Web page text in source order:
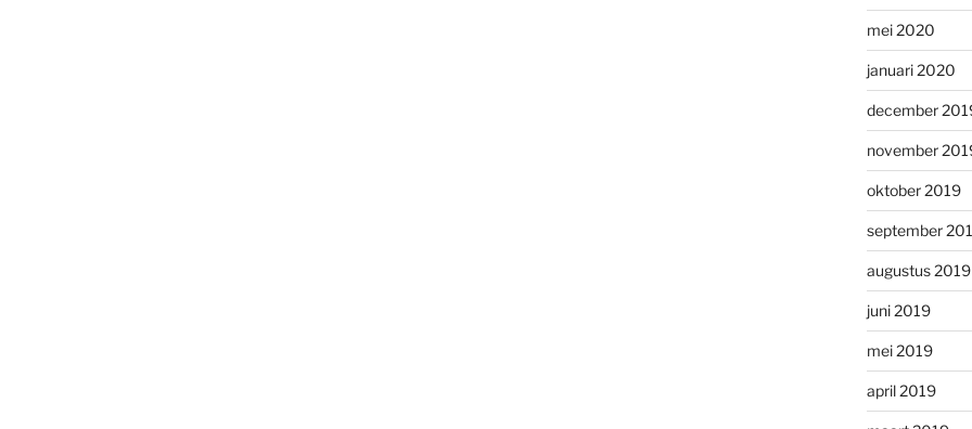
mei 2020
januari 2020
december
november
oktober 2019
september
augustus 2019
juni 2019
mei 2019
april 2019